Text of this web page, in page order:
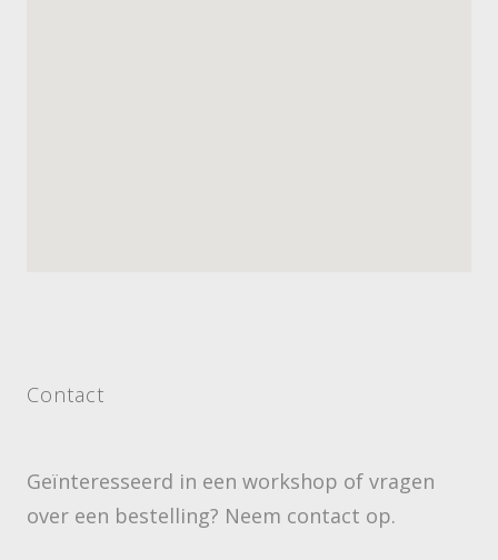
Contact
Geïnteresseerd in een workshop of vragen
over een bestelling? Neem contact op.